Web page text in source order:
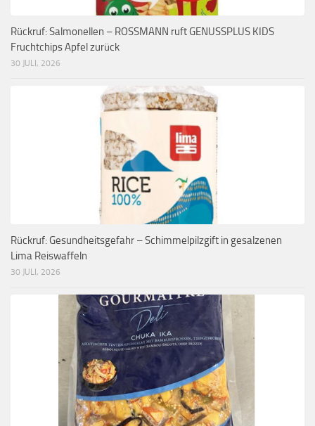
Rückruf: Salmonellen – ROSSMANN ruft GENUSSPLUS KIDS
Fruchtchips Apfel zurück
30 JULI, 2026
Rückruf: Gesundheitsgefahr – Schimmelpilzgift in gesalzenen
Lima Reiswaffeln
30 JULI, 2026